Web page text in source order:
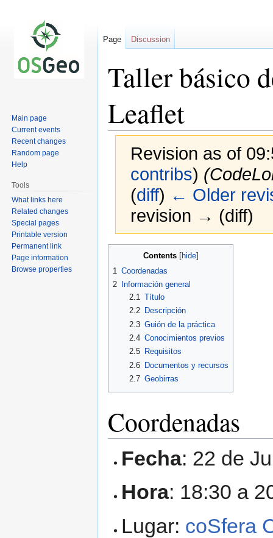
Taller básico
Leaflet
Revision as of
contribs)
(diff) ← Older
revision → (diff)
Contents
1 Coordenadas
2
Información general
2.1
Título
2.2
Descripción
2.3 Guión de la práctica
2.4 Conocimientos previos
2.5
Requisitos
2.6 Documentos y recursos
2.7 Geobirras
Coordenadas
Fecha: 22 de
Hora: 18:30 a
Lugar: coSfera
Page Discussion
Main page
Current events
Recent changes
Random page
Help
Tools
What links here
Related changes
Special pages
Printable version
Permanent link
Page information
Browse properties